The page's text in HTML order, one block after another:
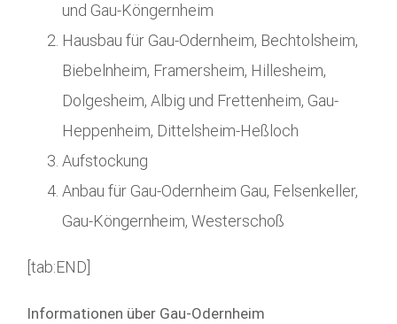
und Gau-Köngernheim
Hausbau für Gau-Odernheim, Bechtolsheim,
Biebelnheim, Framersheim, Hillesheim,
Dolgesheim, Albig und Frettenheim, Gau-
Heppenheim, Dittelsheim-Heßloch
Aufstockung
Anbau für Gau-Odernheim Gau, Felsenkeller,
Gau-Köngernheim, Westerschoß
[tab:END]
Informationen über Gau-Odernheim